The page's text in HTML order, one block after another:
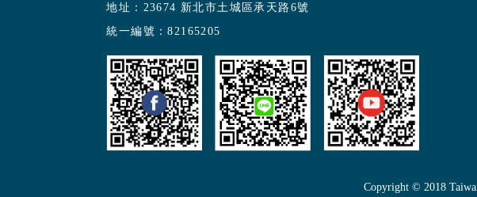
地址： 23674 新北市土城區承天路6號
統一編號：82165205
Copyright © 2018